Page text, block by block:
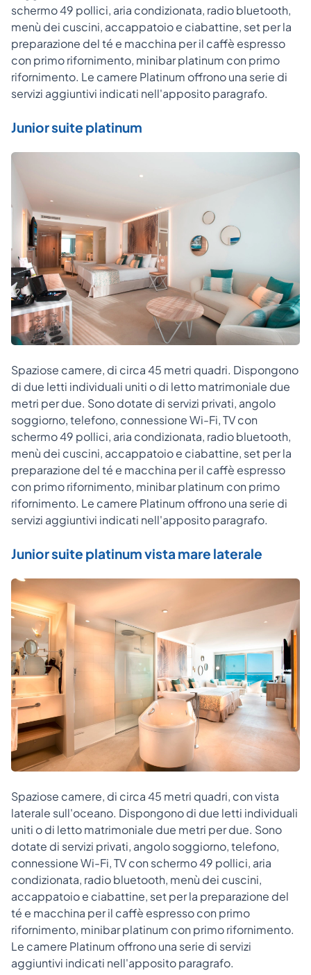
schermo 49 pollici, aria condizionata, radio bluetooth,
menù dei cuscini, accappatoio e ciabattine, set per la
preparazione del té e macchina per il caffè espresso
con primo rifornimento, minibar platinum con primo
rifornimento. Le camere Platinum offrono una serie di
servizi aggiuntivi indicati nell'apposito paragrafo.
Junior suite platinum
Spaziose camere, di circa 45 metri quadri. Dispongono
di due letti individuali uniti o di letto matrimoniale due
metri per due. Sono dotate di servizi privati, angolo
soggiorno, telefono, connessione Wi-Fi, TV con
schermo 49 pollici, aria condizionata, radio bluetooth,
menù dei cuscini, accappatoio e ciabattine, set per la
preparazione del té e macchina per il caffè espresso
con primo rifornimento, minibar platinum con primo
rifornimento. Le camere Platinum offrono una serie di
servizi aggiuntivi indicati nell'apposito paragrafo.
Junior suite platinum vista mare laterale
Spaziose camere, di circa 45 metri quadri, con vista
laterale sull'oceano. Dispongono di due letti individuali
uniti o di letto matrimoniale due metri per due. Sono
dotate di servizi privati, angolo soggiorno, telefono,
connessione Wi-Fi, TV con schermo 49 pollici, aria
condizionata, radio bluetooth, menù dei cuscini,
accappatoio e ciabattine, set per la preparazione del
té e macchina per il caffè espresso con primo
rifornimento, minibar platinum con primo rifornimento.
Le camere Platinum offrono una serie di servizi
aggiuntivi indicati nell'apposito paragrafo.